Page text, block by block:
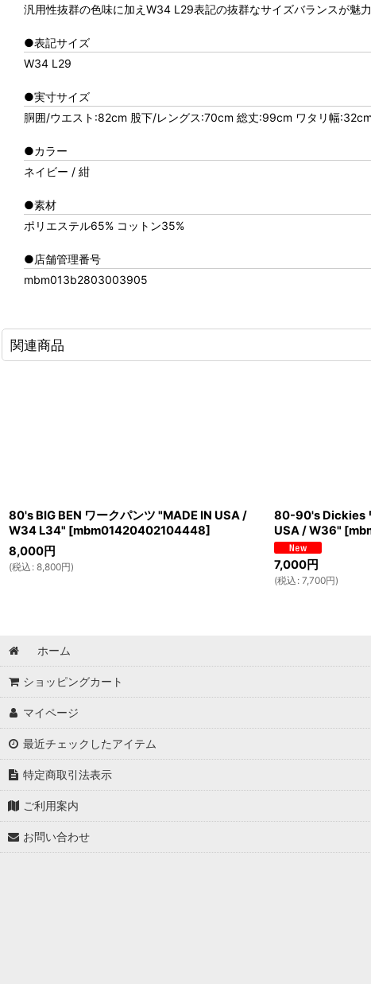
汎用性抜群の色味に加えW34 L29表記の抜群なサイズバランスが魅
●表記サイズ
W34 L29
●実寸サイズ
胴囲/ウエスト:82cm 股下/レングス:70cm 総丈:99cm ワタリ幅
●カラー
ネイビー / 紺
●素材
ポリエステル65% コットン35%
●店舗管理番号
mbm013b2803003905
関連商品
80's BIG BEN ワークパンツ "MADE IN USA /
W34 L34" [mbm01420402104448]
8,000円
(税込 : 8,800円)
80-90's Dickies
USA / W36" [
7,000円
(税込 : 7,700円)
ホーム
ショッピングカート
マイページ
最近チェックしたアイテム
特定商取引法表示
ご利用案内
お問い合わせ